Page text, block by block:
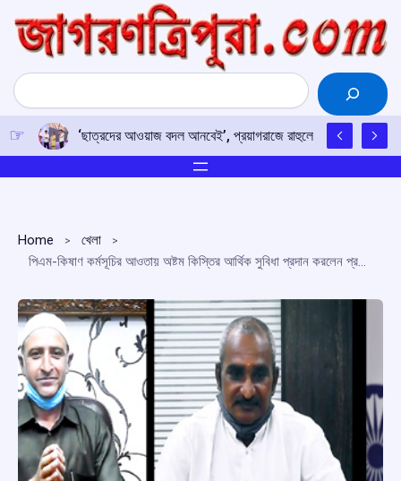
content
Search
‘ছাত্রদের আওয়াজ বদল আনবেই’, প্রয়াগরাজে রাহুলের হুঙ্কার
Home
খেলা
পিএম-কিষাণ কর্মসূচির আওতায় অষ্টম কিস্তির আর্থিক সুবিধা প্রদান করলেন প্রধানমন্ত্রী